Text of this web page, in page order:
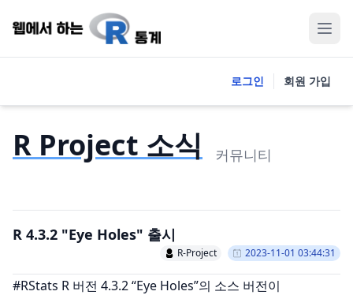
로그인 회원 가입
R Project 소식 커뮤니티
R 4.3.2 "Eye Holes" 출시
R-Project 2023-11-01 03:44:31
#RStats R 버전 4.3.2 “Eye Holes”의 소스 버전이